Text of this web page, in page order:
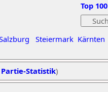
Steiermark Kärnten
Top 100
Statistik)